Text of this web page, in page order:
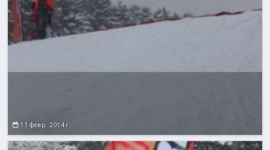
11 февр. 2014 г.